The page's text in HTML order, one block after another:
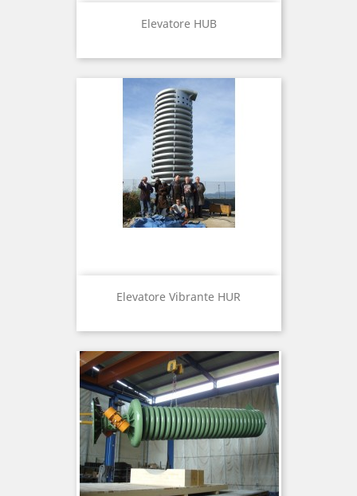
Elevatore HUB
Elevatore Vibrante HUR